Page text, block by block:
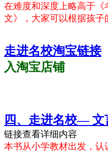
在难度和深度上略高于
文》，大家可以根据孩子
走进名校淘宝链接
入淘宝店铺
四、走进名校— 文
链接查看详细内容
本书从小学教材出发，